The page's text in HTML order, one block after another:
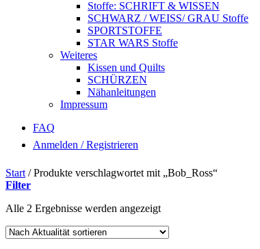
Stoffe: SCHRIFT & WISSEN
SCHWARZ / WEISS/ GRAU Stoffe
SPORTSTOFFE
STAR WARS Stoffe
Weiteres
Kissen und Quilts
SCHÜRZEN
Nähanleitungen
Impressum
FAQ
Anmelden / Registrieren
Start /Produkte verschlagwortet mit „Bob_Ross“
Filter
Alle 2 Ergebnisse werden angezeigtNach
sortiert